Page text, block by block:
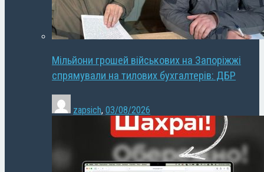
Мільйони грошей військових на Запоріжжі
спрямували на тилових бухгалтерів: ДБР
zapsich, 03/08/2026